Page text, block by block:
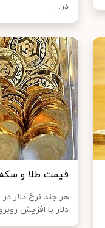
در...
قیمت طلا و سکه در ۱۶
هر جند نرخ دلار
دلار با افزایش